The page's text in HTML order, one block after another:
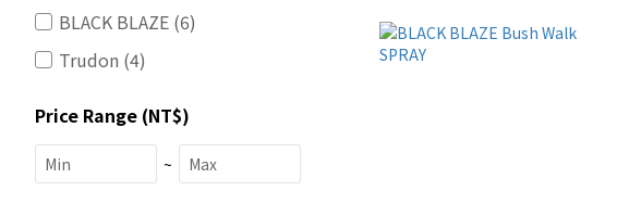
BLACK BLAZE (6)
Trudon (4)
Price Range (NT$)
~